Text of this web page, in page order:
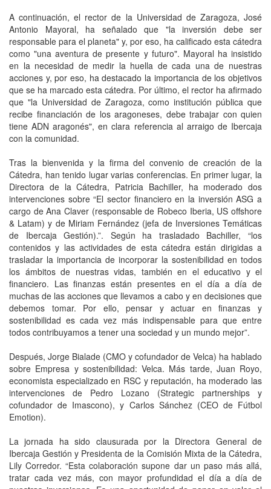
A continuación, el rector de la Universidad de Zaragoza, José
Antonio Mayoral, ha señalado que "la inversión debe ser
responsable para el planeta" y, por eso, ha calificado esta cátedra
como "una aventura de presente y futuro". Mayoral ha insistido
en la necesidad de medir la huella de cada una de nuestras
acciones y, por eso, ha destacado la importancia de los objetivos
que se ha marcado esta cátedra. Por último, el rector ha afirmado
que "la Universidad de Zaragoza, como institución pública que
recibe financiación de los aragoneses, debe trabajar con quien
tiene ADN aragonés", en clara referencia al arraigo de Ibercaja
con la comunidad.
Tras la bienvenida y la firma del convenio de creación de la
Cátedra, han tenido lugar varias conferencias. En primer lugar, la
Directora de la Cátedra, Patricia Bachiller, ha moderado dos
intervenciones sobre “El sector financiero en la inversión ASG a
cargo de Ana Claver (responsable de Robeco Iberia, US offshore
& Latam) y de Miriam Fernández (jefa de Inversiones Temáticas
de Ibercaja Gestión).”. Según ha trasladado Bachiller, “los
contenidos y las actividades de esta cátedra están dirigidas a
trasladar la importancia de incorporar la sostenibilidad en todos
los ámbitos de nuestras vidas, también en el educativo y el
financiero. Las finanzas están presentes en el día a día de
muchas de las acciones que llevamos a cabo y en decisiones que
debemos tomar. Por ello, pensar y actuar en finanzas y
sostenibilidad es cada vez más indispensable para que entre
todos contribuyamos a tener una sociedad y un mundo mejor”.
Después, Jorge Bialade (CMO y cofundador de Velca) ha hablado
sobre Empresa y sostenibilidad: Velca. Más tarde, Juan Royo,
economista especializado en RSC y reputación, ha moderado las
intervenciones de Pedro Lozano (Strategic partnerships y
cofundador de Imascono), y Carlos Sánchez (CEO de Fútbol
Emotion).
La jornada ha sido clausurada por la Directora General de
Ibercaja Gestión y Presidenta de la Comisión Mixta de la Cátedra,
Lily Corredor. “Esta colaboración supone dar un paso más allá,
tratar cada vez más, con mayor profundidad el día a día de